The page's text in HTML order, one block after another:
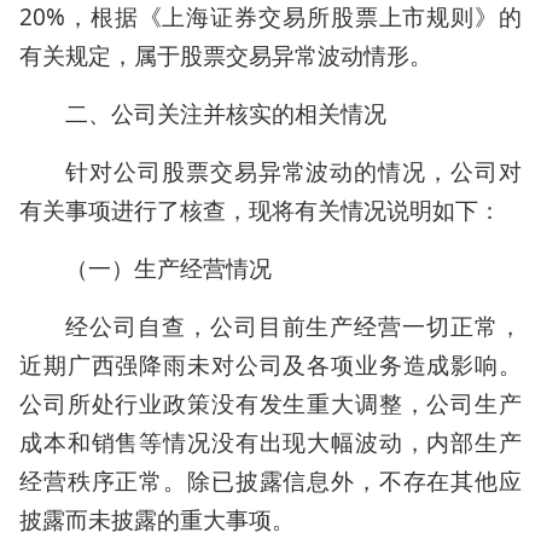
20%，根据《上海证券交易所股票上市规则》的
有关规定，属于股票交易异常波动情形。
二、公司关注并核实的相关情况
针对公司股票交易异常波动的情况，公司对
有关事项进行了核查，现将有关情况说明如下：
（一）生产经营情况
经公司自查，公司目前生产经营一切正常，
近期广西强降雨未对公司及各项业务造成影响。
公司所处行业政策没有发生重大调整，公司生产
成本和销售等情况没有出现大幅波动，内部生产
经营秩序正常。除已披露信息外，不存在其他应
披露而未披露的重大事项。